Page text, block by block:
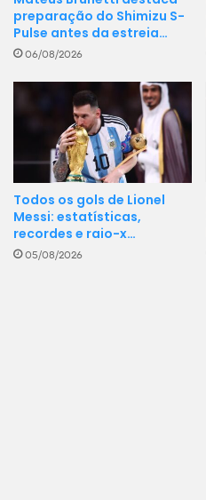
preparação do Shimizu S-
Pulse antes da estreia…
06/08/2026
Todos os gols de Lionel
Messi: estatísticas,
recordes e raio-x…
05/08/2026